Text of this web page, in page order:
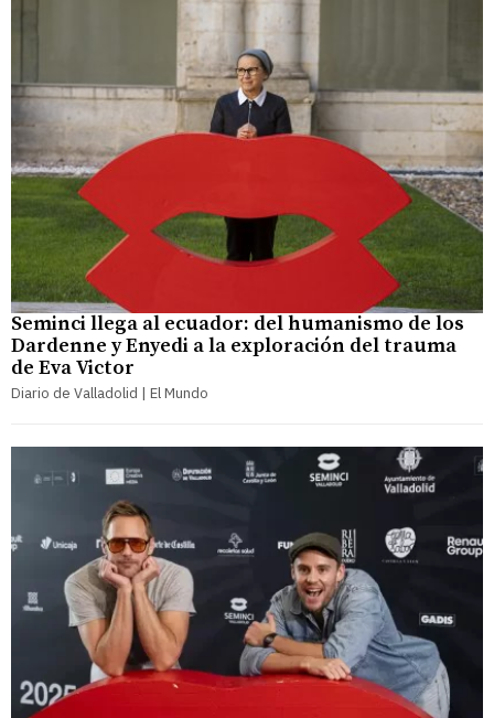
Seminci llega al ecuador: del humanismo de los
Dardenne y Enyedi a la exploración del trauma
de Eva Victor
Diario de Valladolid | El Mundo